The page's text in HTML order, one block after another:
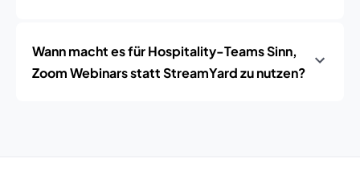
Wann macht es für Hospitality-Teams Sinn,
Zoom Webinars statt StreamYard zu nutzen?